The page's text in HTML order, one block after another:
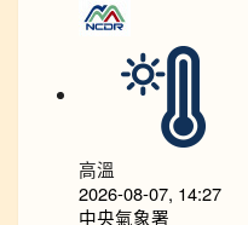
高溫
2026-08-07, 14:27
中央氣象署